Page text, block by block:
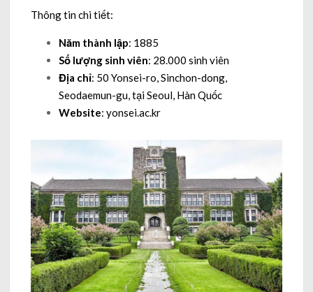
Thông tin chi tiết:
Năm thành lập: 1885
Số lượng sinh viên: 28.000 sinh viên
Địa chỉ: 50 Yonsei-ro, Sinchon-dong,
Seodaemun-gu, tại Seoul, Hàn Quốc
Website: yonsei.ac.kr